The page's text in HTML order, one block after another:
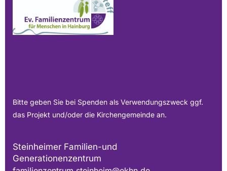
Bitte geben Sie bei Spenden als Verwendungszweck ggf.
das Projekt und/oder die Kirchengemeinde an.
Steinheimer Familien-und
Generationenzentrum